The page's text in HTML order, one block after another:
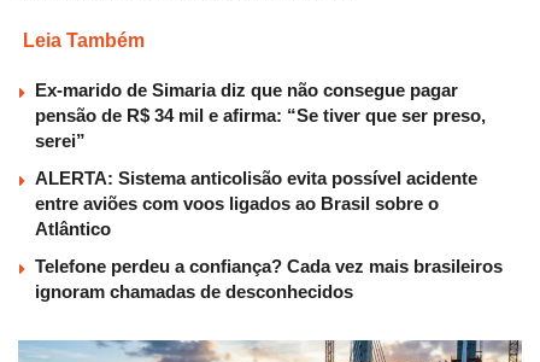
Leia Também
Ex-marido de Simaria diz que não consegue pagar
pensão de R$ 34 mil e afirma: “Se tiver que ser preso,
serei”
ALERTA: Sistema anticolisão evita possível acidente
entre aviões com voos ligados ao Brasil sobre o
Atlântico
Telefone perdeu a confiança? Cada vez mais brasileiros
ignoram chamadas de desconhecidos